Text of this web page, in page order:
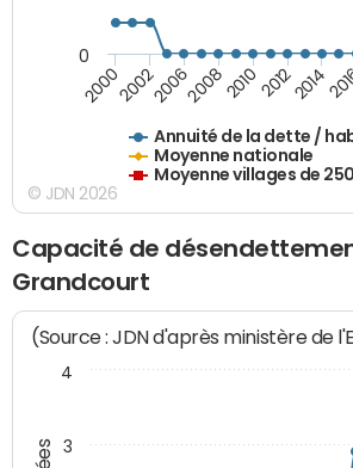
Annuité de la dette /
Moyenne nationale
Moyenne villages de
2000200220062008201020122014
0
© JDN 2026
Capacité de
Grandcourt
(Source : JDN d'après ministère de
3
4